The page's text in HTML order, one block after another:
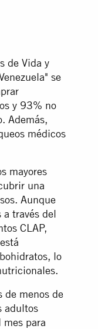
de Vida y
se
y 93% no
Además,
médicos
mayores
una
Aunque
través del
CLAP,
lo
de menos de
adultos
para